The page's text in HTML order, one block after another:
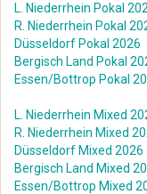
L. Niederrhein Pokal
R. Niederrhein Pokal
Düsseldorf Pokal 2026
Bergisch Land Pokal
Essen/Bottrop Pokal
L. Niederrhein Mixed
R. Niederrhein Mixed
Düsseldorf Mixed 2026
Bergisch Land Mixed
Essen/Bottrop Mixed